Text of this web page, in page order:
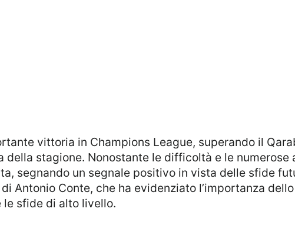
della stagione. Nonostante le difficoltà e le numerose
segnando un segnale positivo in vista delle sfide
Antonio Conte, che ha evidenziato l’importanza
sfide di alto livello.